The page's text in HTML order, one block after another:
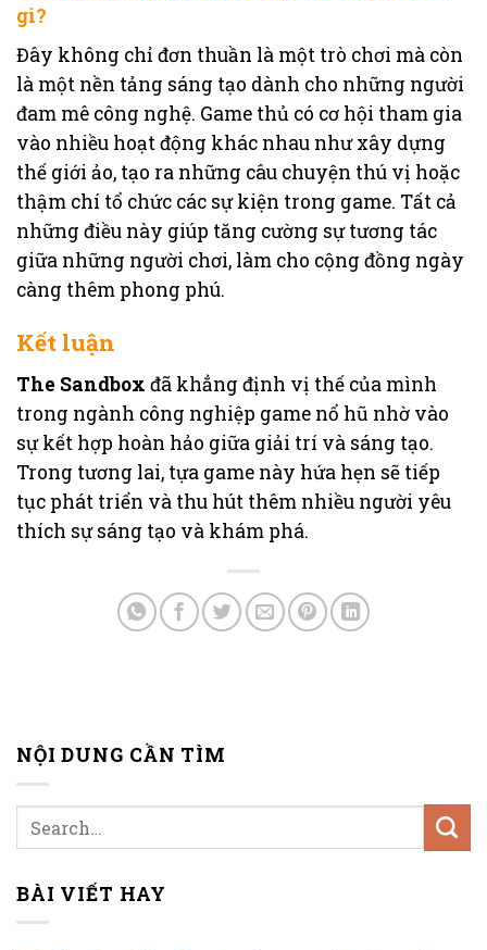
gì?
Đây không chỉ đơn thuần là một trò chơi mà còn
là một nền tảng sáng tạo dành cho những người
đam mê công nghệ. Game thủ có cơ hội tham gia
vào nhiều hoạt động khác nhau như xây dựng
thế giới ảo, tạo ra những câu chuyện thú vị hoặc
thậm chí tổ chức các sự kiện trong game. Tất cả
những điều này giúp tăng cường sự tương tác
giữa những người chơi, làm cho cộng đồng ngày
càng thêm phong phú.
Kết luận
The Sandbox đã khẳng định vị thế của mình
trong ngành công nghiệp game nổ hũ nhờ vào
sự kết hợp hoàn hảo giữa giải trí và sáng tạo.
Trong tương lai, tựa game này hứa hẹn sẽ tiếp
tục phát triển và thu hút thêm nhiều người yêu
thích sự sáng tạo và khám phá.
NỘI DUNG CẦN TÌM
BÀI VIẾT HAY